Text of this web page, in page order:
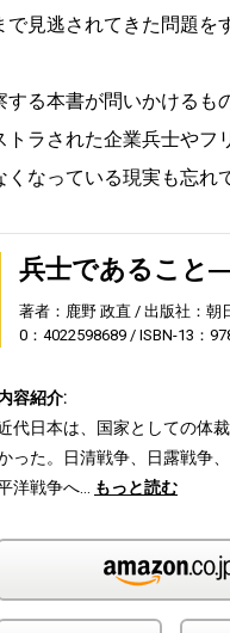
で見逃されてきた問題
る本書が問いかける
ラされた企業兵士や
なっている現実も忘れ
兵士であること
著者：鹿野 政直 出版社：朝
0：4022598689
ISBN-13：
容紹介:
代日本は、国家としての体
った。日清戦争、日露戦争
洋戦争へ…
もっと読む